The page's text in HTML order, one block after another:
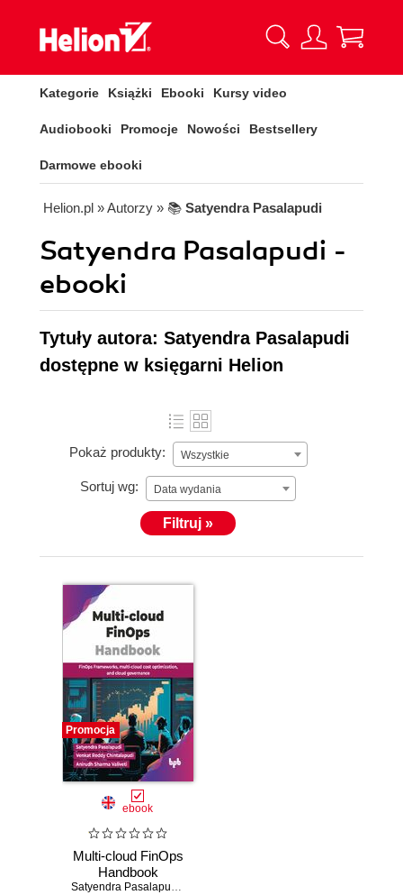
Kategorie Książki Ebooki Kursy video
Audiobooki Promocje Nowości Bestsellery
Darmowe ebooki
Helion.pl » Autorzy » 📚 Satyendra Pasalapudi
Satyendra Pasalapudi -
ebooki
Tytuły autora: Satyendra Pasalapudi
dostępne w księgarni Helion
Pokaż produkty: Wszystkie
Sortuj wg: Data wydania
Filtruj »
Promocja
ebook
Multi-cloud FinOps
Handbook
Satyendra Pasalapudi,